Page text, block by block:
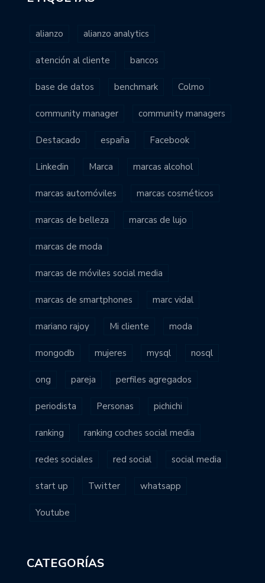
alianzo alianzo analytics
atención al cliente bancos
base de datos benchmark Colmo
community manager community managers
Destacado españa Facebook
Linkedin Marca marcas alcohol
marcas automóviles marcas cosméticos
marcas de belleza marcas de lujo
marcas de moda
marcas de móviles social media
marcas de smartphones marc vidal
mariano rajoy Mi cliente moda
mongodb mujeres mysql nosql
ong pareja perfiles agregados
periodista Personas pichichi
ranking ranking coches social media
redes sociales red social social media
start up Twitter whatsapp
Youtube
CATEGORÍAS